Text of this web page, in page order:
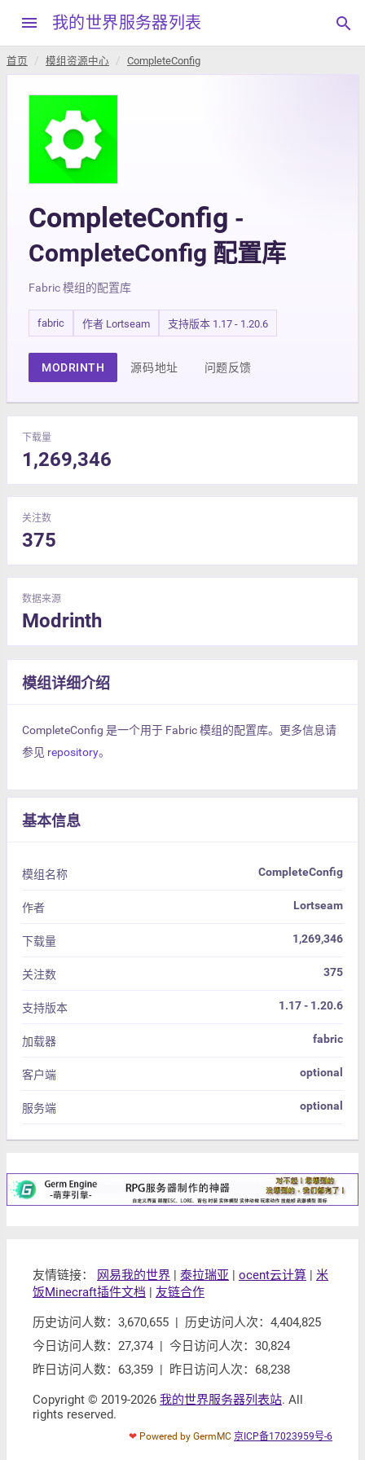
menu 我的世界服务器列表 search
首页 模组资源中心 CompleteConfig
CompleteConfig -
CompleteConfig 配置库
Fabric 模组的配置库
fabric 作者 Lortseam 支持版本 1.17 - 1.20.6
MODRINTH 源码地址 问题反馈
下载量
1,269,346
关注数
375
数据来源
Modrinth
模组详细介绍
CompleteConfig 是一个用于 Fabric 模组的配置库。更多信息请
参见 repository。
基本信息
模组名称 CompleteConfig
作者 Lortseam
下载量 1,269,346
关注数 375
支持版本 1.17 - 1.20.6
加载器 fabric
客户端 optional
服务端 optional
友情链接： 网易我的世界 | 泰拉瑞亚 | ocent云计算 | 米
饭Minecraft插件文档 | 友链合作
历史访问人数：3,670,655 | 历史访问人次：4,404,825
今日访问人数：27,374 | 今日访问人次：30,824
昨日访问人数：63,359 | 昨日访问人次：68,238
Copyright © 2019-2026 我的世界服务器列表站. All
rights reserved.
❤ Powered by GermMC 京ICP备17023959号-6